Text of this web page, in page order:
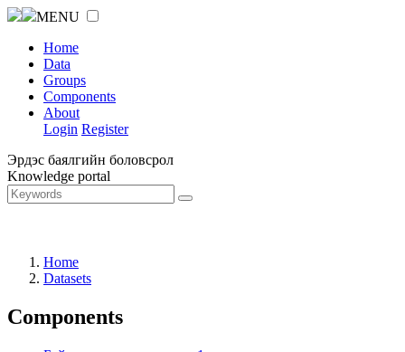
MENU
Home
Data
Groups
Components
About
Login Register
Эрдэс баялгийн боловсрол
Knowledge portal
Home
Datasets
Components